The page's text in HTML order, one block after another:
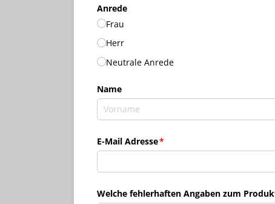
Anrede
Frau
Herr
Neutrale Anrede
Name
E-Mail Adresse*
(erforderlich)
Welche fehlerhaften Angaben zum